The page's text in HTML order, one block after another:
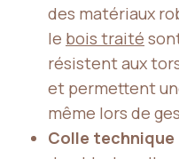
des matériaux
le bois traité
résistent aux
et permettent
même lors de
Colle technique